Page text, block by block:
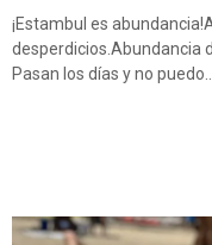
¡Estambul es
desperdicios.Abundancia
Pasan los días y no puedo..